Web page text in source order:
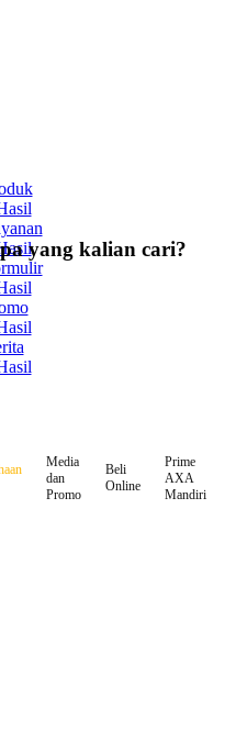
yang kalian cari?
Media
dan
Promo
Beli
Online
Prime
AXA
Mandiri